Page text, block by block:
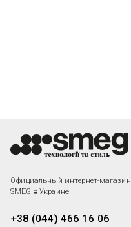
Официальный интернет-магазин
SMEG в Украине
+38 (044) 466 16 06